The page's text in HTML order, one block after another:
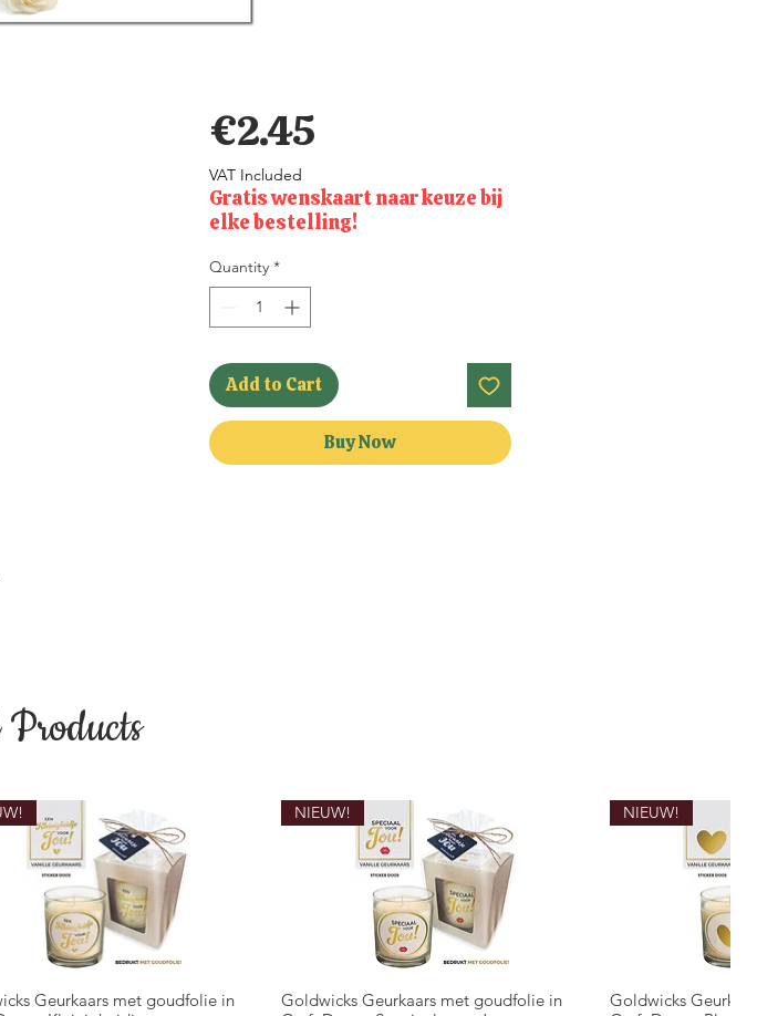
€2.45Price
VAT Included
Gratis wenskaart naar keuze bij
elke bestelling!
Quantity *
Add to Cart
Buy Now
Quick View
Geurkaars met goudfolie in
Quick View
NIEUW!
Goldwicks Geurkaars met goudfolie in
NIEUW!
Goldwicks